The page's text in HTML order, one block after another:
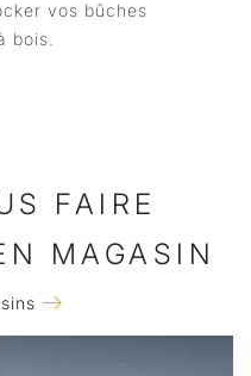
vos bûches
bois.
FAIRE
MAGASIN